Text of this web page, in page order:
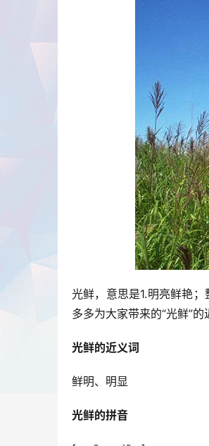
光鲜，意思是1.明亮鲜艳
多多为大家带来的“光鲜”
光鲜的近义词
鲜明、明显
光鲜的拼音